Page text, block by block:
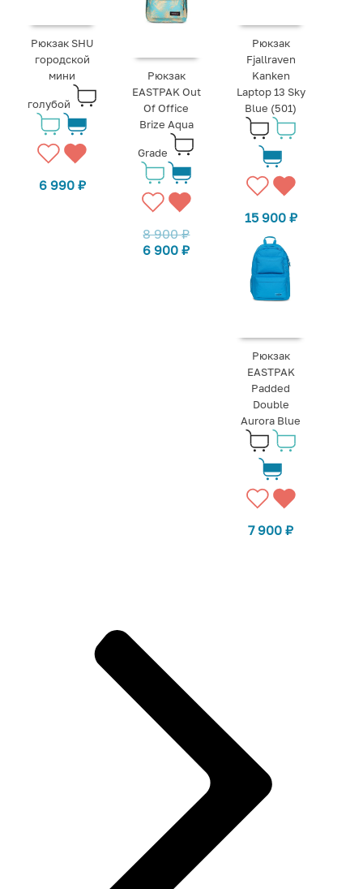
Рюкзак SHU
городской
мини
голубой
6 990 ₽
Рюкзак
EASTPAK Out
Of Office
Brize Aqua
Grade
8 900₽
6 900₽
Рюкзак
Fjallraven
Kanken
Laptop 13 Sky
Blue (501)
15 900 ₽
Рюкзак
EASTPAK
Padded
Double
Aurora Blue
7 900₽